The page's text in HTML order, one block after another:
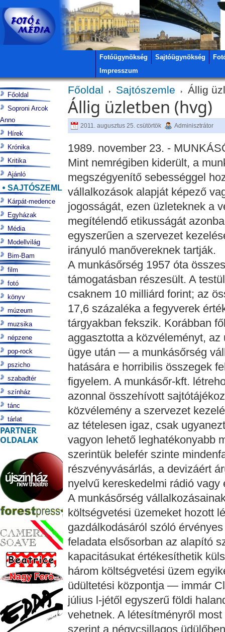
Fotóügynökség Sajtóügynökség
Impresszum
Főoldal Sajtószemle Állig
Állig üzletben (hvg)
2011. augusztus 25. csütörtök Adminisztrátor
1989. november 23. -
Mint nemrégiben kiderült, a
megszégyenítő sebességgel
vállalkozások alapját képező
jogosságát, ezen üzleteknek a
megítélendő etikusságát
egyszerűen a szervezet
irányuló manővereknek tartják.
A munkásőrség 1957 óta
támogatásban részesült. A
csaknem 10 milliárd forint; az
17,6 százaléka a fegyverek
tárgyakban fekszik. Korábban
aggasztotta a közvéleményt,
ügye után — a munkásőrség
hatására e horribilis összegek
figyelem. A munkásőr-kft.
azonnal összehívott
közvélemény a szervezet
az tételesen igaz, csak
vagyon lehető leghatékonyabb
szerintük belefér szinte
részvényvásárlás, a devizáért
nyelvű kereskedelmi rádió
A munkásőrség
költségvetési üzemeket hozott
gazdálkodásáról szóló
feladata elsősorban az alapító
kapacitásukat értékesíthetik
három költségvetési üzem
üdültetési központja — immár
július l-jétől egyszerű földi
vehetnek. A létesítményről
szerint a négycsillagos
Főoldal
Soproni Arcok
Anno
Hírek
Krónika
Kritika
Ajánló
SAJTÓSZEMLE
Kárpát-medence
Egyházak
Média
Modellvilág
Bim-Bam
film
fotó
könyv
múzeum
muzsika
népzene
pop-rock
pszicho
szabadtér
színház
tánc
tárlat
PARTNER
OLDALAK